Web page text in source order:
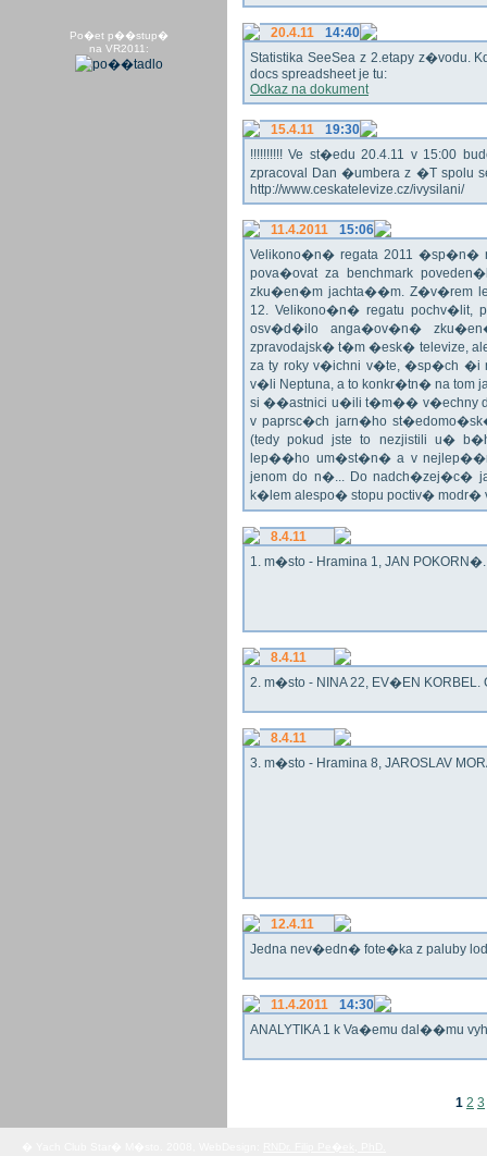
Po�et p��stup�
na VR2011:
20.4.11
14:40
Statistika SeeSea z 2.etapy z�vodu.
docs spreadsheet je tu:
Odkaz na dokument
15.4.11
19:30
!!!!!!!!!! Ve st�edu 20.4.11 v 15:00
zpracoval Dan �umbera z �T spolu
http://www.ceskatelevize.cz/ivysilani/
11.4.2011
15:06
Velikono�n� regata 2011 �sp�n�
pova�ovat za benchmark
zku�en�m jachta��m. Z�v�rem
12. Velikono�n� regatu
osv�d�ilo anga�ov�n�
zpravodajsk� t�m �esk� televize,
za ty roky v�ichni v�te, �sp�ch
v�li Neptuna, a to konkr�tn� na tom
si ��astnici u�ili t�m�� v�echny
v paprsc�ch jarn�ho
(tedy pokud jste to nezjistili u�
lep��ho um�st�n� a v
jenom do n�... Do nadch�zej�c�
k�lem alespo� stopu poctiv�
8.4.11
1. m�sto - Hramina 1, JAN
8.4.11
2. m�sto - NINA 22, EV�EN KORBEL.
8.4.11
3. m�sto - Hramina 8, JAROSLAV
12.4.11
Jedna nev�edn� fote�ka z paluby
11.4.2011
14:30
ANALYTIKA 1 k Va�emu dal��mu
1 2 3